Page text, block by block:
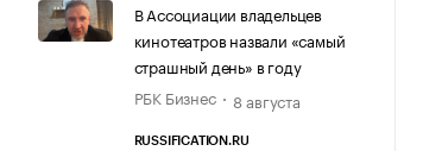
В Ассоциации владельцев
кинотеатров назвали «самый
страшный день» в году
РБК Бизнес
8 августа
RUSSIFICATION.RU